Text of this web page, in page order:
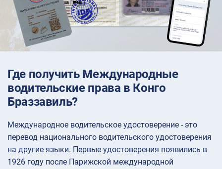
Где получить Международные
водительские права в Конго
Браззавиль?
Международное водительское удостоверение - это
перевод национального водительского удостоверения
на другие языки. Первые удостоверения появились в
1926 году после Парижской международной